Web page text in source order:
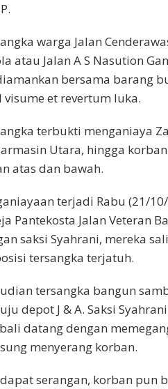
warga Jalan
atau Jalan A S Nasution
bersama barang
visume et revertum luka.
terbukti menganiaya
Utara, hingga
atas dan bawah.
terjadi Rabu (21/
Pantekosta Jalan Veteran
saksi Syahrani, mereka
tersangka terjatuh.
tersangka bangun
depot J & A. Saksi
datang dengan
menyerang korban.
serangan, korban pun